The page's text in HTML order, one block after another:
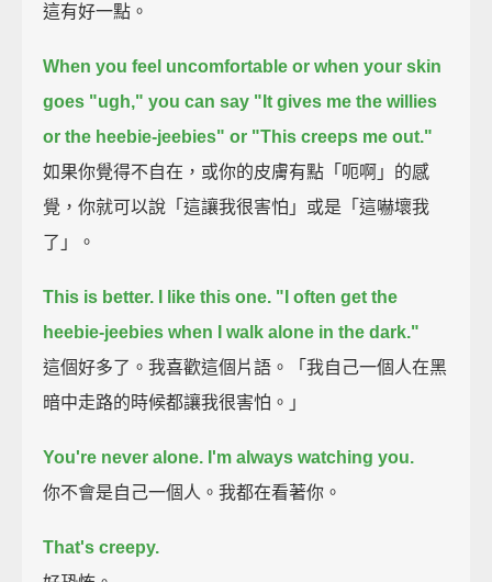
這有好一點。
When you feel uncomfortable or when your skin
goes "ugh," you can say "It gives me the willies
or the heebie-jeebies" or "This creeps me out."
如果你覺得不自在，或你的皮膚有點「呃啊」的感
覺，你就可以說「這讓我很害怕」或是「這嚇壞我
了」。
This is better. I like this one. "I often get the
heebie-jeebies when I walk alone in the dark."
這個好多了。我喜歡這個片語。「我自己一個人在黑
暗中走路的時候都讓我很害怕。」
You're never alone. I'm always watching you.
你不會是自己一個人。我都在看著你。
That's creepy.